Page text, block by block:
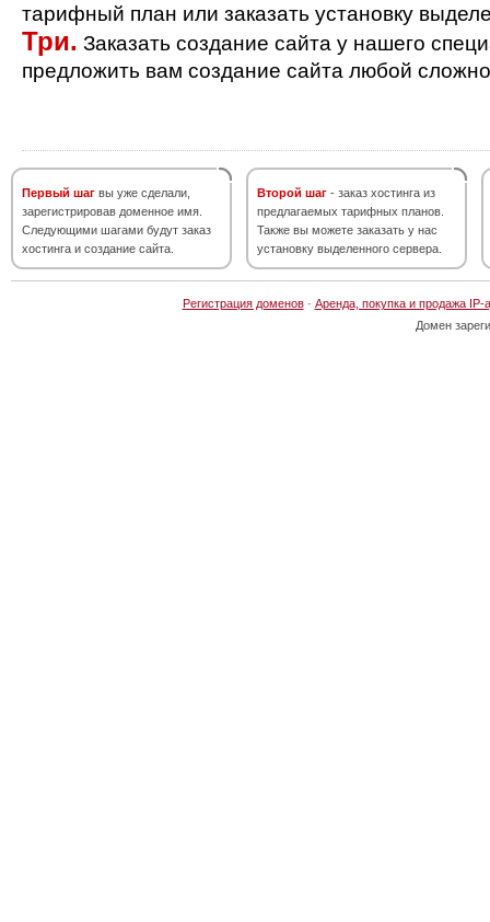
тарифный план или заказать установку
Три. Заказать создание сайта у нашего
предложить вам создание сайта любой
Первый шаг вы уже сделали,
зарегистрировав доменное имя.
Следующими шагами будут заказ
хостинга и создание сайта.
Второй шаг - заказ хостинга из
предлагаемых тарифных планов.
Также вы можете заказать у нас
установку выделенного сервера.
Регистрация доменов· Аренда, покупка и продажа IP-
Домен